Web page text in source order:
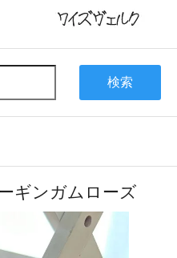
検索
ギンガムローズ